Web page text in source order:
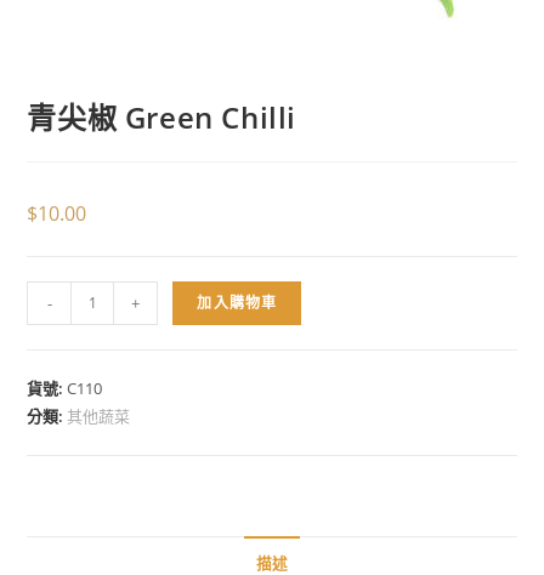
青尖椒 Green Chilli
$10.00
- + 加入購物車
貨號:C110
分類:其他蔬菜
描述